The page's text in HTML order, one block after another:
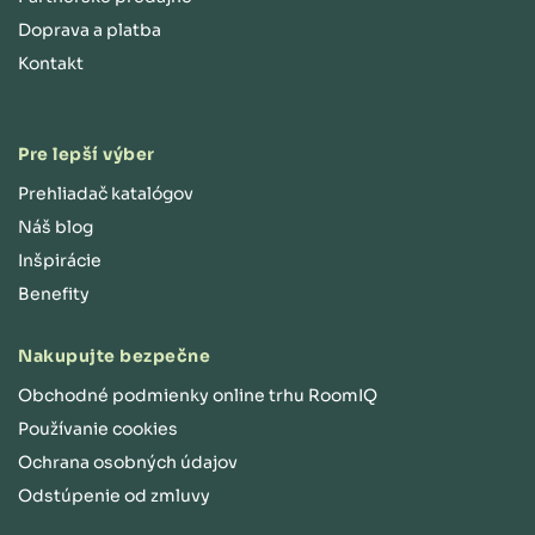
Doprava a platba
Kontakt
Pre lepší výber
Prehliadač katalógov
Náš blog
Inšpirácie
Benefity
Nakupujte bezpečne
Obchodné podmienky online trhu RoomIQ
Používanie cookies
Ochrana osobných údajov
Odstúpenie od zmluvy